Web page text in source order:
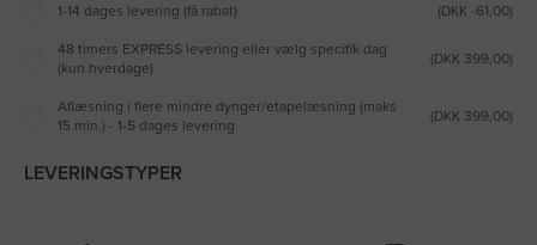
1-14 dages levering (få rabat) (DKK -61,00)
48 timers EXPRESS levering eller vælg specifik dag
(kun hverdage)
(DKK 399,00)
Aflæsning i flere mindre dynger/etapelæsning (maks
15 min.) - 1-5 dages levering
(DKK 399,00)
LEVERINGSTYPER